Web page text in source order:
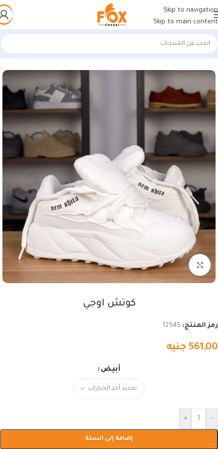
Skip to navigation
Skip to main content
الرئيسية/أحذية رجالي/كوتشي رجالي
اضغط للتكبير
كوتش اوجي
رمز المنتج: 12545
561,00 جنيه
أبيض
-
+
إضافة إلى السلة